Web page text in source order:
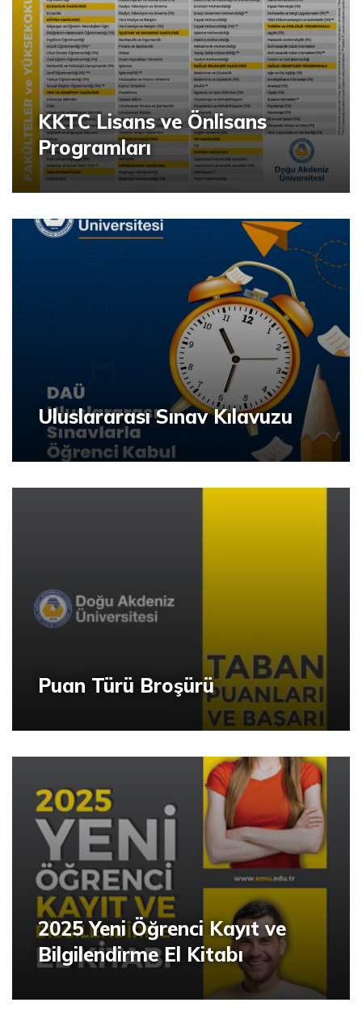
KKTC Lisans ve Önlisans
Programları
Uluslararası Sınav Kılavuzu
Puan Türü Broşürü
2025 Yeni Öğrenci Kayıt ve
Bilgilendirme El Kitabı